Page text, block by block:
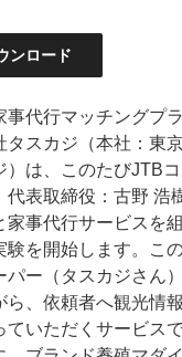
ンロード
代行マッチングプ
タスカジ（本社：東
は、このたびJTB
表取締役：古野 浩
家事代行サービスを
を開始します。こ
パー（タスカジさん
、依頼者へ観光情
いただくサービス